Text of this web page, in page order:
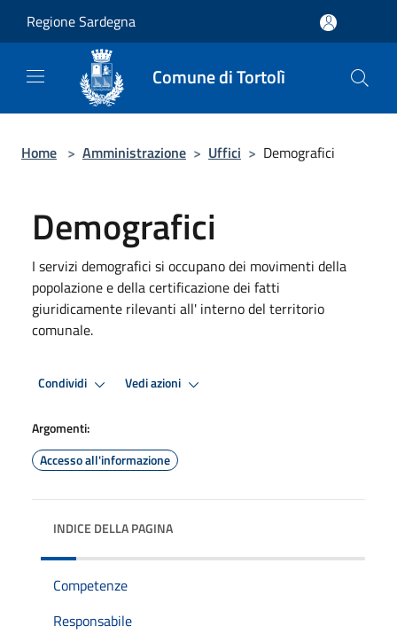
Regione Sardegna
Comune di Tortolì
Home > Amministrazione > Uffici > Demografici
Demografici
I servizi demografici si occupano dei movimenti della
popolazione e della certificazione dei fatti
giuridicamente rilevanti all' interno del territorio
comunale.
Condividi Vedi azioni
Argomenti:
Accesso all'informazione
INDICE DELLA PAGINA
Competenze
Responsabile